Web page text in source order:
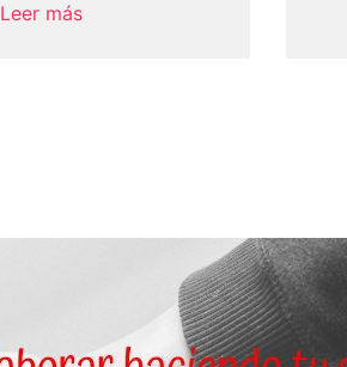
Leer más